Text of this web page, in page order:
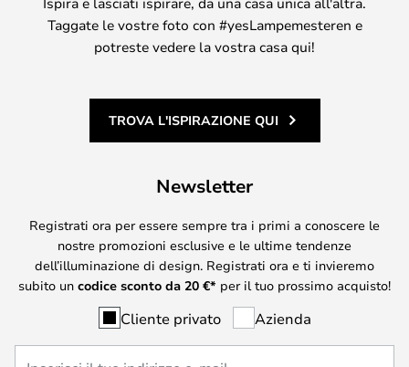
Taggate le vostre foto con #yesLampemesteren e
potreste vedere la vostra casa qui!
TROVA L'ISPIRAZIONE QUI
Newsletter
Registrati ora per essere sempre tra i primi a conoscere le
nostre promozioni esclusive e le ultime tendenze
dell’illuminazione di design. Registrati ora e ti invieremo
subito un codice sconto da 20 €* per il tuo prossimo acquisto!
Cliente privato Azienda